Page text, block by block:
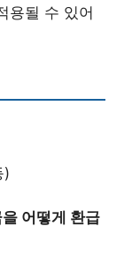
용될 수 있어
)
어떻게 환급